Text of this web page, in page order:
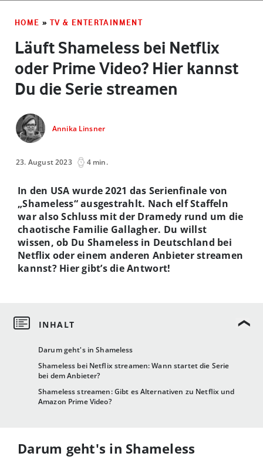
HOME » TV & ENTERTAINMENT
Läuft Shameless bei Netflix
oder Prime Video? Hier kannst
Du die Serie streamen
Annika Linsner
23. August 2023 4 min.
Darum geht's in Shameless
Shameless bei Netflix streamen: Wann startet die Serie
bei dem Anbieter?
Shameless streamen: Gibt es Alternativen zu Netflix und
Amazon Prime Video?
In den USA wurde 2021 das Serienfinale von
„Shameless“ ausgestrahlt. Nach elf Staffeln
war also Schluss mit der Dramedy rund um die
chaotische Familie Gallagher. Du willst
wissen, ob Du Shameless in Deutschland bei
Netflix oder einem anderen Anbieter streamen
kannst? Hier gibt’s die Antwort!
Darum geht's in Shameless